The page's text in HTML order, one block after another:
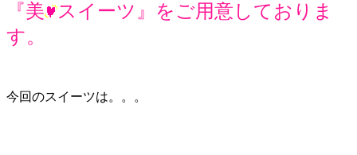
『美
スイーツ』をご用意しておりま
す。
今回のスイーツは。。。